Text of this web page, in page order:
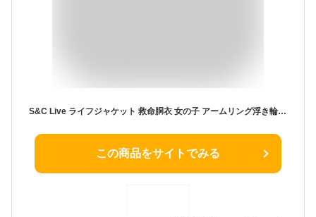
S&C Live ライフジャケット 救命胴衣 女の子 アームリング浮き輪 かわいいミニーマウス柄 ピンク スイミング浮き輪 安全保障 水遊び プール 海水浴 ビーチ フローティングベスト 子供用 アームヘルパー浮き輪 ベビー 赤ちゃん スイミング練習用具 スイミング補助具 浮力アームバンド タンクトップ型 幼児 キッズ＃190069 (Aーミニーマウス)
この商品をサイトでみる